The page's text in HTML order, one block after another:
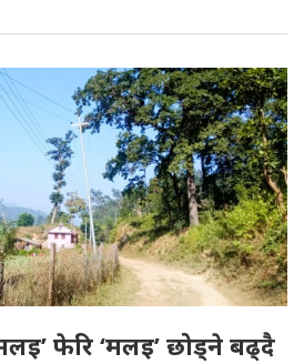
फेरि ‘मलइ’ छोड्ने बढ्दै